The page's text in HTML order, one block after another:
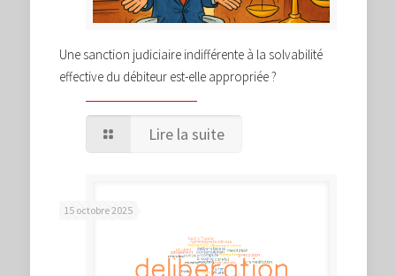
Une sanction judiciaire indifférente à la solvabilité
effective du débiteur est-elle appropriée ?
Lire la suite
15 octobre 2025